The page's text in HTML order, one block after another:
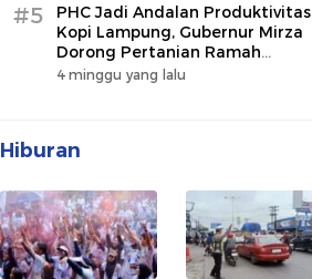
#5
PHC Jadi Andalan Produktivitas
Kopi Lampung, Gubernur Mirza
Dorong Pertanian Ramah
Lingkungan
4 minggu yang lalu
Hiburan